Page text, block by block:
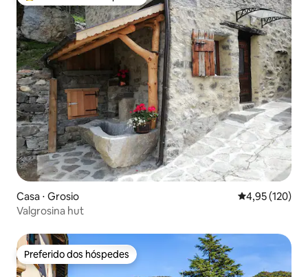
Casa ⋅ Grosio 4,95 de uma
4,95 (120)
Valgrosina hut
Preferido dos hóspedes
Preferido dos hóspedes